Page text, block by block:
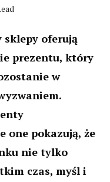
sklepy oferują
prezentu, który
w
one pokazują, że
nie tylko
czas, myśl i